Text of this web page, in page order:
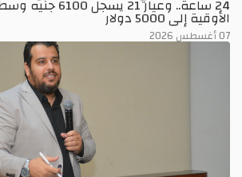
24 ساعة.. وعيار 21
الأوقية إلى 5000 دولار
07 أغسطس 2026